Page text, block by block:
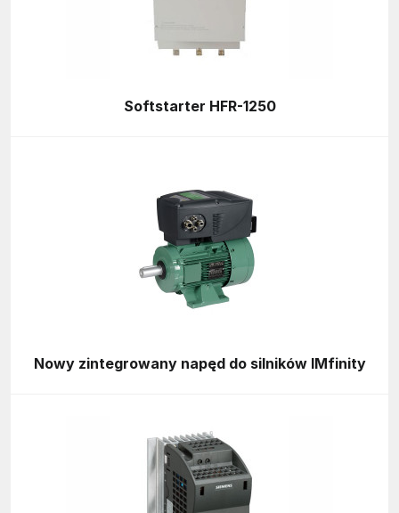
Softstarter HFR-1250
Nowy zintegrowany napęd do silników IMfinity